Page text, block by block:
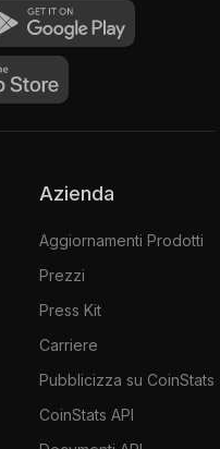
Azienda
Aggiornamenti Prodotti
Prezzi
Press Kit
Carriere
Pubblicizza su CoinStats
CoinStats API